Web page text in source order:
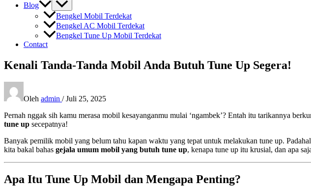
Blog
Bengkel Mobil Terdekat
Bengkel AC Mobil Terdekat
Bengkel Tune Up Mobil Terdekat
Contact
Kenali Tanda-Tanda Mobil Anda Butuh Tune Up Segera!
Oleh admin /Juli 25, 2025
Pernah nggak sih kamu merasa mobil kesayanganmu mulai ‘ngambek’? Entah itu tarikannya
tune up secepatnya!
Banyak pemilik mobil yang belum tahu kapan waktu yang tepat untuk melakukan tune up.
kita bakal bahas gejala umum mobil yang butuh tune up, kenapa tune up itu krusial, dan apa
Apa Itu Tune Up Mobil dan Mengapa Penting?